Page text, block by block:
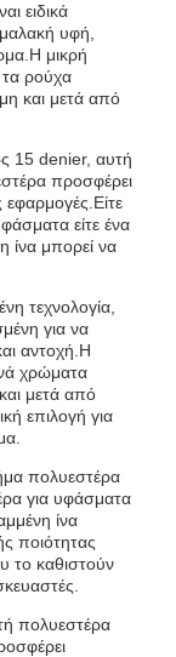
ειδικά
υφή,
μικρή
τα ρούχα
και μετά από
15 denier, αυτή
προσφέρει
είτε ένα
ίνα μπορεί να
τεχνολογία,
για να
αντοχή.Η
χρώματα
μετά από
επιλογή για
πολυεστέρα
για υφάσματα
ίνα
ποιότητας
το καθιστούν
πολυεστέρα